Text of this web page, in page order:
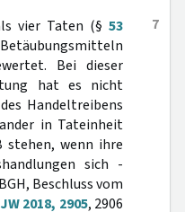
7
vier Taten (§ 53
Bei dieser
hat es nicht
Handeltreibens
in Tateinheit
stehen, wenn ihre
sich -
Beschluss vom
2018, 2905, 2906